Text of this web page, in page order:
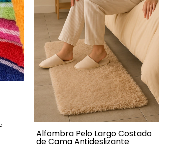
Alfombra Pelo Largo Costado
de Cama Antideslizante